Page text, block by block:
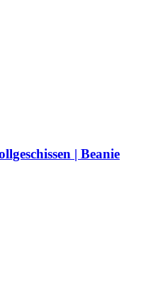
| Beanie